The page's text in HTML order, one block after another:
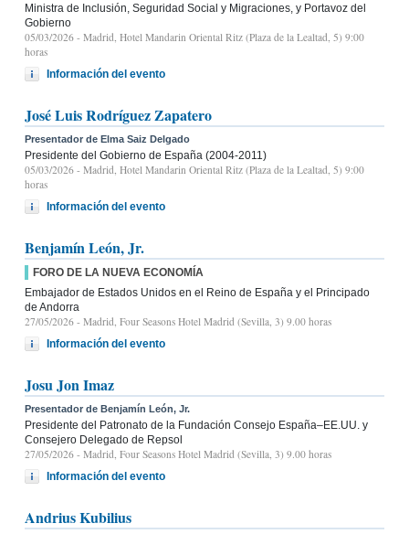
Ministra de Inclusión, Seguridad Social y Migraciones, y Portavoz del
Gobierno
05/03/2026 - Madrid, Hotel Mandarin Oriental Ritz (Plaza de la Lealtad, 5) 9:00
horas
Información del evento
José Luis Rodríguez Zapatero
Presentador de Elma Saiz Delgado
Presidente del Gobierno de España (2004-2011)
05/03/2026 - Madrid, Hotel Mandarin Oriental Ritz (Plaza de la Lealtad, 5) 9:00
horas
Información del evento
Benjamín León, Jr.
FORO DE LA NUEVA ECONOMÍA
Embajador de Estados Unidos en el Reino de España y el Principado
de Andorra
27/05/2026 - Madrid, Four Seasons Hotel Madrid (Sevilla, 3) 9.00 horas
Información del evento
Josu Jon Imaz
Presentador de Benjamín León, Jr.
Presidente del Patronato de la Fundación Consejo España–EE.UU. y
Consejero Delegado de Repsol
27/05/2026 - Madrid, Four Seasons Hotel Madrid (Sevilla, 3) 9.00 horas
Información del evento
Andrius Kubilius